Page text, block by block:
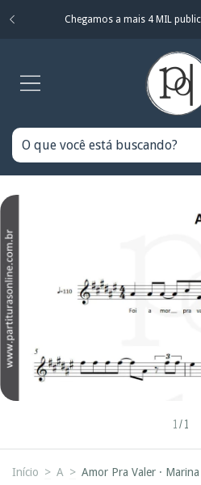
Chegamos a mais 4 MIL
1/1
Início > A > Amor Pra Valer ·